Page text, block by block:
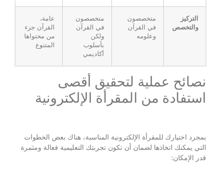
التركيز
والتخصص
متخصصون
في القرآن
وعلومه
متخصصون
في القرآن
ولكن
بأسلوب
أكاديمي
عامة،
القرآن جزء
من محتواها
المتنوع
نصائح عملية لتحقيق أقصى
استفادة من المقرأة الإلكترونية
بمجرد اختيارك للمقرأة الإلكترونية المناسبة، هناك بعض الخطوات
التي يمكنك اتخاذها لضمان أن تكون تجربتك التعليمية فعالة ومثمرة
قدر الإمكان: